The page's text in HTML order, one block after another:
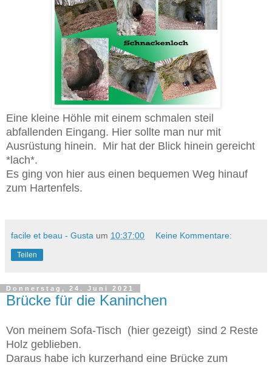
Eine kleine Höhle mit einem schmalen steil
abfallenden Eingang. Hier sollte man nur mit
Ausrüstung hinein. Mir hat der Blick hinein gereicht
*lach*.
Es ging von hier aus einen bequemen Weg hinauf
zum Hartenfels.
facile et beau - Gusta um 10:37:00 Keine Kommentare:
Teilen
Donnerstag, 24. Juni 2021
Brücke für die Kaninchen
Von meinem Sofa-Tisch (hier gezeigt) sind 2 Reste
Holz geblieben.
Daraus habe ich kurzerhand eine Brücke zum